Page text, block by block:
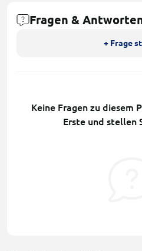
Fragen &
+ Frage
Keine Fragen zu diesem
Erste und stellen